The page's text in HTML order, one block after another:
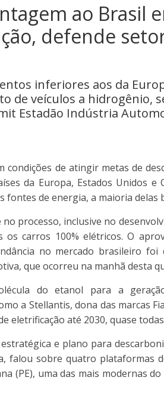
ao Brasil
defende
inferiores aos da
de veículos a hidrogênio,
Estadão Indústria
de atingir metas de
da Europa, Estados Unidos e
fontes de energia, a maioria delas
processo, inclusive no
carros 100% elétricos. O
no mercado brasileiro
que ocorreu na manhã desta
do etanol para a
a Stellantis, dona das marcas
eletrificação até 2030, quase
e plano para
falou sobre quatro plataformas
(PE), uma das mais modernas